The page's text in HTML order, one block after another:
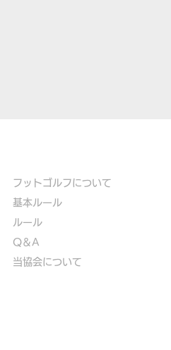
フットゴルフについて
基本ルール
ルール
Q＆A
​当協会について